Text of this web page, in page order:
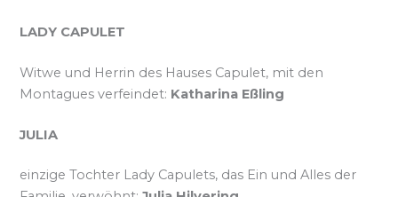
LADY CAPULET
Witwe und Herrin des Hauses Capulet, mit den
Montagues verfeindet: Katharina Eßling
JULIA
einzige Tochter Lady Capulets, das Ein und Alles der